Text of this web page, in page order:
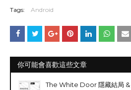
Tags: Android
你可能會喜歡這些文章
The White Door 隱藏結局 &